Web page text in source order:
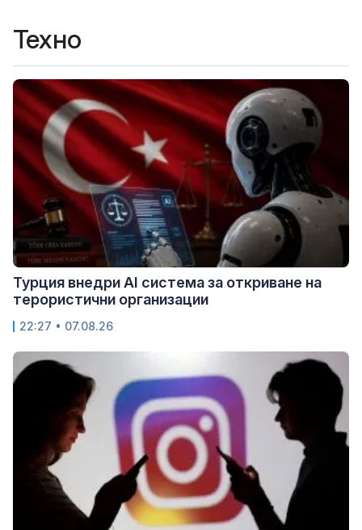
Техно
Турция внедри AI система за откриване на
терористични организации
22:27 • 07.08.26